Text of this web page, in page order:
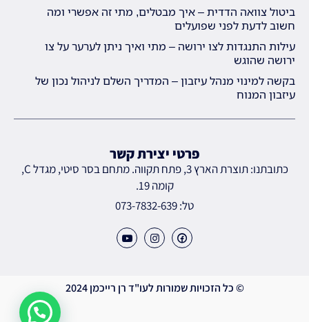
ביטול צוואה הדדית – איך מבטלים, מתי זה אפשרי ומה
חשוב לדעת לפני שפועלים
עילות התנגדות לצו ירושה – מתי ואיך ניתן לערער על צו
ירושה שהוגש
בקשה למינוי מנהל עיזבון – המדריך השלם לניהול נכון של
עיזבון המנוח
פרטי יצירת קשר
כתובתנו: תוצרת הארץ 3, פתח תקווה. מתחם בסר סיטי, מגדל C,
קומה 19.
טל: 073-7832-639
© כל הזכויות שמורות לעו"ד רן רייכמן 2024